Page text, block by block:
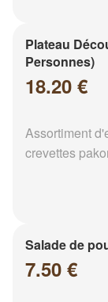
Plateau
Personnes)
18.20 €
Assortiment
crevettes
Salade de
7.50 €